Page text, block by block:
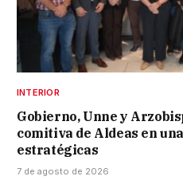
INTERIOR
Gobierno, Unne y
comitiva de Aldeas en
estratégicas
7 de agosto de 2026